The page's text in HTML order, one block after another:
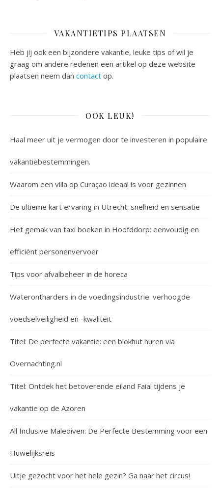
VAKANTIETIPS PLAATSEN
Heb jij ook een bijzondere vakantie, leuke tips of wil je
graag om andere redenen een artikel op deze website
plaatsen neem dan contact op.
OOK LEUK!
Haal meer uit je vermogen door te investeren in populaire
vakantiebestemmingen.
Waarom een villa op Curaçao ideaal is voor gezinnen
De ultieme kart ervaring in Utrecht: snelheid en sensatie
Het gemak van taxi boeken in Hoofddorp: eenvoudig en
efficiënt personenvervoer
Tips voor afvalbeheer in de horeca
Waterontharders in de voedingsindustrie: verhoogde
voedselveiligheid en -kwaliteit
Titel: De perfecte vakantie: een blokhut huren via
Overnachting.nl
Titel: Ontdek het betoverende eiland Faial tijdens je
vakantie op de Azoren
All Inclusive Malediven: De Perfecte Bestemming voor een
Huwelijksreis
Uitje gezocht voor het hele gezin? Ga naar het circus!